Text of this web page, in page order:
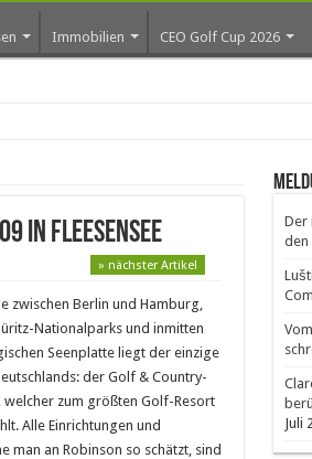
Immobilien CEO Golf Cup 2026
in Fleesensee
» nächster Artikel
zwischen Berlin und Hamburg,
Nationalparks und inmitten
Seenplatte liegt der einzige
der Golf & Country-
welcher zum größten Golf-Resort
Alle Einrichtungen und
man an Robinson so schätzt, sind
Der
den
Juli